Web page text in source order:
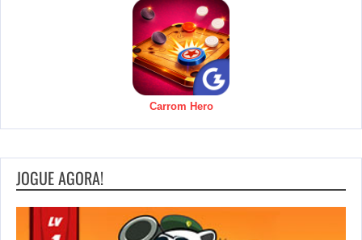
Carrom Hero
JOGUE AGORA!